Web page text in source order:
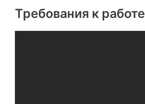
Требования к работе